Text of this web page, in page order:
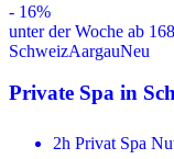
- 16%
unter der Woche ab
SchweizAargauNeu
Private Spa in
2h Privat Spa